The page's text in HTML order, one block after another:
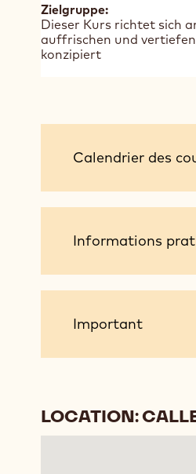
Zielgruppe:
Dieser Kurs richtet sich
auffrischen und
konzipiert
Calendrier
Calendrier des
Informations
Informations
Important
Important
LOCATION: